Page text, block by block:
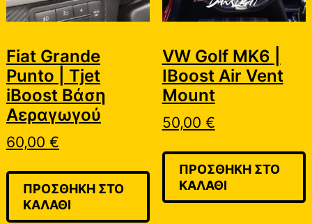
Fiat Grande
Punto | Tjet
iBoost Βάση
Αεραγωγού
60,00 €
ΠΡΟΣΘΉΚΗ ΣΤΟ
ΚΑΛΆΘΙ
VW Golf MK6 |
IBoost Air Vent
Mount
50,00 €
ΠΡΟΣΘΉΚΗ ΣΤΟ
ΚΑΛΆΘΙ